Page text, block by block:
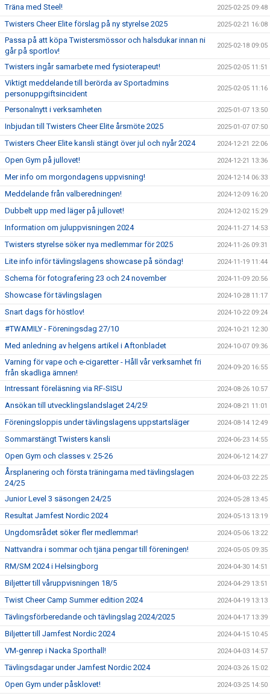
Träna med Steel! 2025-02-25 09:48
Twisters Cheer Elite förslag på ny styrelse 2025 2025-02-21 16:08
Passa på att köpa Twistersmössor och halsdukar innan ni
går på sportlov!
2025-02-18 09:05
Twisters ingår samarbete med fysioterapeut! 2025-02-05 11:51
Viktigt meddelande till berörda av Sportadmins
personuppgiftsincident
2025-02-05 11:16
Personalnytt i verksamheten 2025-01-07 13:50
Inbjudan till Twisters Cheer Elite årsmöte 2025 2025-01-07 07:50
Twisters Cheer Elite kansli stängt över jul och nyår 2024 2024-12-21 22:06
Open Gym på jullovet! 2024-12-21 13:36
Mer info om morgondagens uppvisning! 2024-12-14 06:33
Meddelande från valberedningen! 2024-12-09 16:20
Dubbelt upp med läger på jullovet! 2024-12-02 15:29
Information om juluppvisningen 2024 2024-11-27 14:53
Twisters styrelse söker nya medlemmar för 2025 2024-11-26 09:31
Lite info inför tävlingslagens showcase på söndag! 2024-11-19 11:44
Schema för fotografering 23 och 24 november 2024-11-09 20:56
Showcase för tävlingslagen 2024-10-28 11:17
Snart dags för höstlov! 2024-10-22 09:24
#TWAMILY - Föreningsdag 27/10 2024-10-21 12:30
Med anledning av helgens artikel i Aftonbladet 2024-10-07 09:36
Varning för vape och e-cigaretter - Håll vår verksamhet fri
från skadliga ämnen!
2024-09-20 16:55
Intressant föreläsning via RF-SISU 2024-08-26 10:57
Ansökan till utvecklingslandslaget 24/25! 2024-08-21 11:01
Föreningsloppis under tävlingslagens uppstartsläger 2024-08-14 12:49
Sommarstängt Twisters kansli 2024-06-23 14:55
Open Gym och classes v. 25-26 2024-06-12 14:27
Årsplanering och första träningarna med tävlingslagen
24/25
2024-06-03 22:25
Junior Level 3 säsongen 24/25 2024-05-28 13:45
Resultat Jamfest Nordic 2024 2024-05-13 13:19
Ungdomsrådet söker fler medlemmar! 2024-05-06 13:22
Nattvandra i sommar och tjäna pengar till föreningen! 2024-05-05 09:35
RM/SM 2024 i Helsingborg 2024-04-30 14:51
Biljetter till våruppvisningen 18/5 2024-04-29 13:51
Twist Cheer Camp Summer edition 2024 2024-04-19 13:13
Tävlingsförberedande och tävlingslag 2024/2025 2024-04-17 13:39
Biljetter till Jamfest Nordic 2024 2024-04-15 10:45
VM-genrep i Nacka Sporthall! 2024-04-03 14:57
Tävlingsdagar under Jamfest Nordic 2024 2024-03-26 15:02
Open Gym under påsklovet! 2024-03-25 14:50